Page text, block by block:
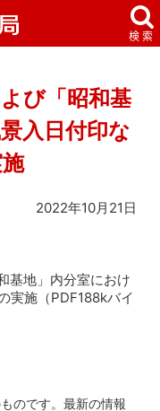
び「昭和基
入日付印な
2022年10月21日
基地」内分室におけ
実施（PDF188kバイ
のです。最新の情報